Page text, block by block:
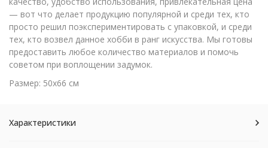
— вот что делает продукцию популярной и среди тех, кто
просто решил поэкспериментировать с упаковкой, и среди
тех, кто возвел данное хобби в ранг искусства. Мы готовы
предоставить любое количество материалов и помочь
советом при воплощении задумок.
Размер: 50х66 см
Характеристики